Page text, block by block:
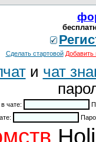
Сделать стартовой Добавить
и чат
чате: